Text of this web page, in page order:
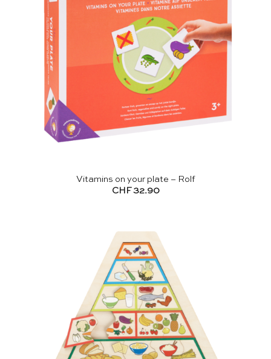
Vitamins on your plate – Rolf
CHF 32.90